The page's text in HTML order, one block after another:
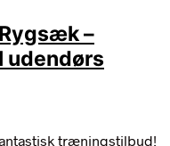
–
udendørs